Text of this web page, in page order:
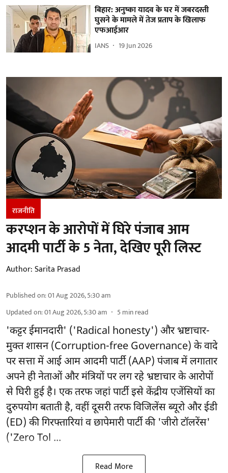
बिहार: अनुष्का यादव के घर में जबरदस्ती
घुसने के मामले में तेज प्रताप के खिलाफ
एफआईआर
IANS 19 Jun 2026
राजनीति
करप्शन के आरोपों में घिरे पंजाब आम
आदमी पार्टी के 5 नेता, देखिए पूरी लिस्ट
Author:Sarita Prasad
Published on:01 Aug 2026, 5:30 am
Updated on:01 Aug 2026, 5:30 am 5min read
'कट्टर ईमानदारी' ('Radical honesty') और भ्रष्टाचार-
मुक्त शासन (Corruption-free Governance) के वादे
पर सत्ता में आई आम आदमी पार्टी (AAP) पंजाब में लगातार
अपने ही नेताओं और मंत्रियों पर लग रहे भ्रष्टाचार के आरोपों
से घिरी हुई है। एक तरफ जहां पार्टी इसे केंद्रीय एजेंसियों का
दुरुपयोग बताती है, वहीं दूसरी तरफ विजिलेंस ब्यूरो और ईडी
(ED) की गिरफ्तारियां व छापेमारी पार्टी की 'जीरो टॉलरेंस'
('Zero Tol ...
Read More